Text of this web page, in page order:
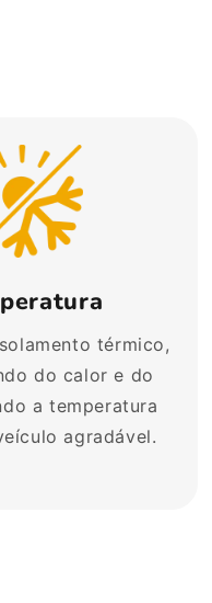
térmico,
do calor e do
a temperatura
agradável.